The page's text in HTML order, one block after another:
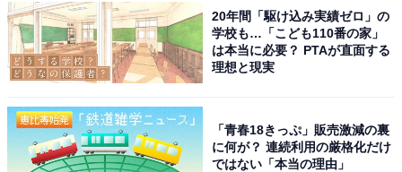
20年間「駆け込み実績ゼロ」の
学校も…「こども110番の家」
は本当に必要？ PTAが直面する
理想と現実
「青春18きっぷ」販売激減の裏
に何が？ 連続利用の厳格化だけ
ではない「本当の理由」